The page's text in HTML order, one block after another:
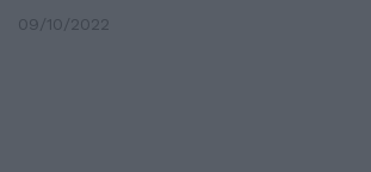
09/10/2022